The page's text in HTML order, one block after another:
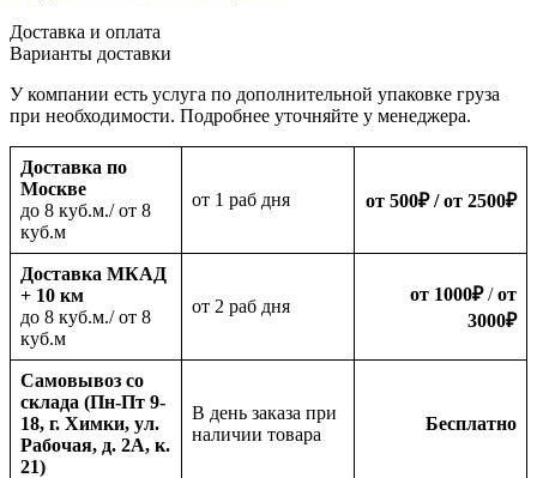
Доставка и оплата
Варианты доставки
У компании есть услуга по дополнительной упаковке груза
при необходимости. Подробнее уточняйте у менеджера.
Доставка по
Москве
до 8 куб.м./ от 8
куб.м
oт 1 раб дня от 500₽/ от 2500₽
Доставка МКАД
+ 10 км
до 8 куб.м./ от 8
куб.м
oт 2 раб дня
от 1000₽/от
3000₽
Самовывоз со
склада (Пн-Пт 9-
18, г. Химки, ул.
Рабочая, д. 2А, к.
21)
В день заказа при
наличии товара
Бесплатно